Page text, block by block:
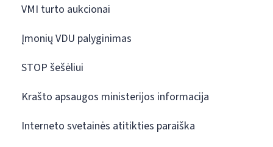
VMI turto aukcionai
Įmonių VDU palyginimas
STOP šešėliui
Krašto apsaugos ministerijos informacija
Interneto svetainės atitikties paraiška